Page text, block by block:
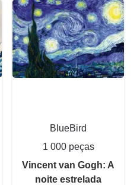
BlueBird
1 000 peças
Vincent van Gogh: A
noite estrelada